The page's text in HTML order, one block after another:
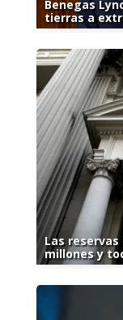
Benegas
tierras a
Las reservas
millones y